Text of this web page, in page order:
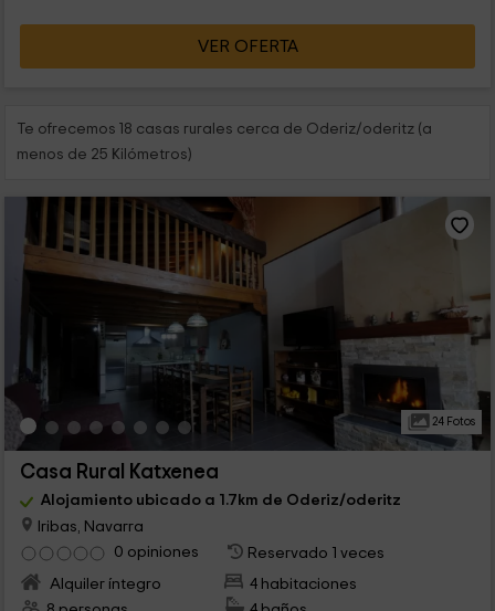
VER OFERTA
Te ofrecemos 18 casas rurales cerca de Oderiz/oderitz (a
menos de 25 Kilómetros)
24 Fotos
Casa Rural Katxenea
Alojamiento ubicado a 1.7km de Oderiz/oderitz
Iribas, Navarra
0 opiniones
Reservado 1 veces
Alquiler íntegro
4 habitaciones